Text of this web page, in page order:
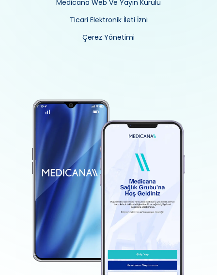
Medicana Web Ve Yayın Kurulu
Ticari Elektronik İleti İzni
Çerez Yönetimi